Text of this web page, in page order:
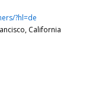
?hl=de
California